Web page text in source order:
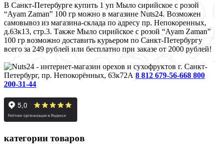
В Санкт-Петербурге купить 1 уп Мыло сирийское с розой
“Ayam Zaman” 100 гр можно в магазине Nuts24. Возможен
самовывоз из магазина-склада по адресу пр. Непокоренных,
д.63к13, стр.3. Также Мыло сирийское с розой “Ayam Zaman”
100 гр возможно доставить курьером по Санкт-Петербургу
всего за 249 рублей или бесплатно при заказе от 2000 рублей!
г. Санкт-
Петербург, пр. Непокорённых, 63к72А 8 812 679-56-668 800
200-31-44
категории товаров